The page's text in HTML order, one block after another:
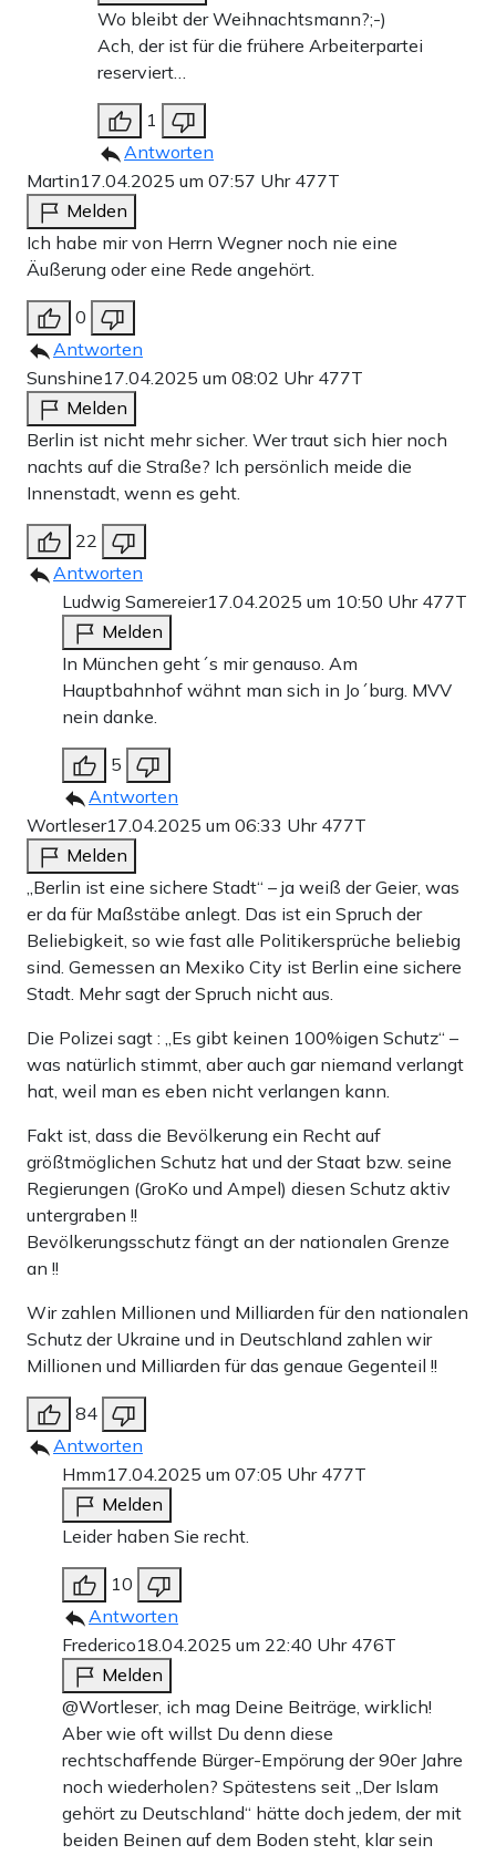
Wo bleibt der Weihnachtsmann?;-)
Ach, der ist für die frühere Arbeiterpartei
reserviert…
1
Antworten
Martin17.04.2025 um 07:57 Uhr 477T
Melden
Ich habe mir von Herrn Wegner noch nie eine
Äußerung oder eine Rede angehört.
0
Antworten
Sunshine17.04.2025 um 08:02 Uhr 477T
Melden
Berlin ist nicht mehr sicher. Wer traut sich hier noch
nachts auf die Straße? Ich persönlich meide die
Innenstadt, wenn es geht.
22
Antworten
Ludwig Samereier17.04.2025 um 10:50 Uhr 477T
Melden
In München geht´s mir genauso. Am
Hauptbahnhof wähnt man sich in Jo´burg. MVV
nein danke.
5
Antworten
Wortleser17.04.2025 um 06:33 Uhr 477T
Melden
„Berlin ist eine sichere Stadt“ – ja weiß der Geier, was
er da für Maßstäbe anlegt. Das ist ein Spruch der
Beliebigkeit, so wie fast alle Politikersprüche beliebig
sind. Gemessen an Mexiko City ist Berlin eine sichere
Stadt. Mehr sagt der Spruch nicht aus.
Die Polizei sagt : „Es gibt keinen 100%igen Schutz“ –
was natürlich stimmt, aber auch gar niemand verlangt
hat, weil man es eben nicht verlangen kann.
Fakt ist, dass die Bevölkerung ein Recht auf
größtmöglichen Schutz hat und der Staat bzw. seine
Regierungen (GroKo und Ampel) diesen Schutz aktiv
untergraben !!
Bevölkerungsschutz fängt an der nationalen Grenze
an !!
Wir zahlen Millionen und Milliarden für den nationalen
Schutz der Ukraine und in Deutschland zahlen wir
Millionen und Milliarden für das genaue Gegenteil !!
84
Antworten
Hmm17.04.2025 um 07:05 Uhr 477T
Melden
Leider haben Sie recht.
10
Antworten
Frederico18.04.2025 um 22:40 Uhr 476T
Melden
@Wortleser, ich mag Deine Beiträge, wirklich!
Aber wie oft willst Du denn diese
rechtschaffende Bürger-Empörung der 90er Jahre
noch wiederholen? Spätestens seit „Der Islam
gehört zu Deutschland“ hätte doch jedem, der mit
beiden Beinen auf dem Boden steht, klar sein